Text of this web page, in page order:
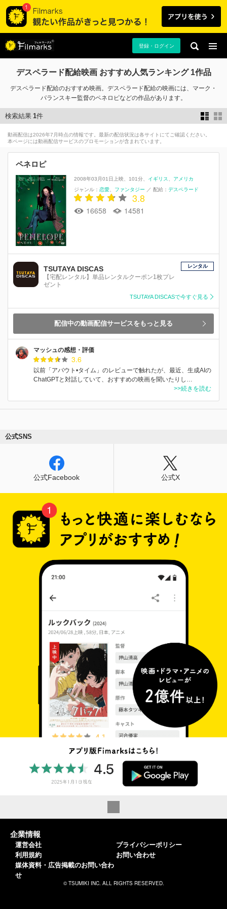
登録・ログイン
デスペラード配給映画 おすすめ人気ランキング 1作品
デスペラード配給のおすすめ映画。デスペラード配給の映画には、マーク・
パランスキー監督のペネロピなどの作品があります。
検索結果 1件
動画配信は2026年7月時点の情報です。最新の配信状況は各サイトにてご確認ください。
本ページには動画配信サービスのプロモーションが含まれています。
ペネロピ
2008年03月01日上映 101分 イギリス
アメリカ
ジャンル： 恋愛 ファンタジー ／ 配給： デスペラード
3.8
16658 14581
TSUTAYA DISCAS
【宅配レンタル】単品レンタルクーポン1枚プレ
ゼント
レンタル
TSUTAYA DISCASで今すぐ見る
配信中の動画配信サービスをもっと見る
マッシュの感想・評価
3.6
以前「アバウト•タイム」のレビューで触れたが、最近、生成AIの
ChatGPTと対話していて、おすすめの映画を聞いたりし…
>>続きを読む
公式SNS
公式Facebook 公式X
企業情報
運営会社
利用規約
媒体資料・広告掲載のお問い合わ
せ
プライバシーポリシー
お問い合わせ
© TSUMIKI INC. ALL RIGHTS RESERVED.